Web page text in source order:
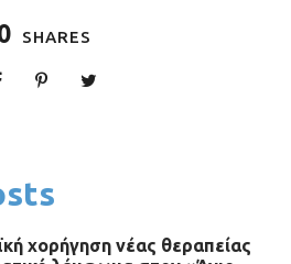
SHARES
χορήγηση νέας θεραπείας